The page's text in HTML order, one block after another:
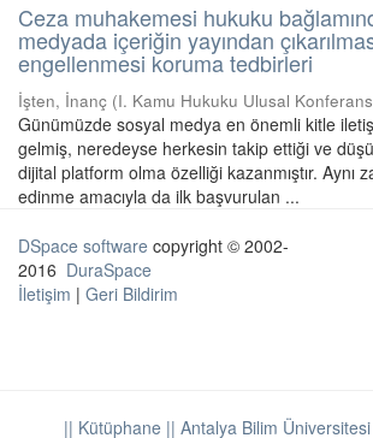
Ceza muhakemesi hukuku
medyada içeriğin yayından
engellenmesi koruma tedbirleri
İşten, İnanç (I. Kamu Hukuku Ulusal
Günümüzde sosyal medya en önemli kitle
gelmiş, neredeyse herkesin takip ettiği ve
dijital platform olma özelliği kazanmıştır. Aynı
edinme amacıyla da ilk başvurulan ...
DSpace software copyright © 2002-
2016 DuraSpace
İletişim | Geri Bildirim
|| Kütüphane || Antalya Bilim